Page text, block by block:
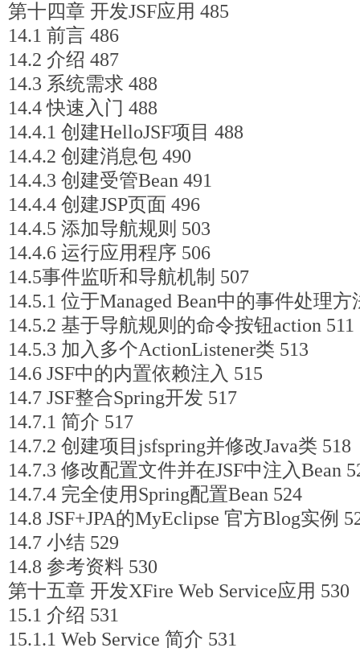
第十四章 开发JSF应用 485
14.1 前言 486
14.2 介绍 487
14.3 系统需求 488
14.4 快速入门 488
14.4.1 创建HelloJSF项目 488
14.4.2 创建消息包 490
14.4.3 创建受管Bean 491
14.4.4 创建JSP页面 496
14.4.5 添加导航规则 503
14.4.6 运行应用程序 506
14.5事件监听和导航机制 507
14.5.1 位于Managed Bean中的事件处理方
14.5.2 基于导航规则的命令按钮action 511
14.5.3 加入多个ActionListener类 513
14.6 JSF中的内置依赖注入 515
14.7 JSF整合Spring开发 517
14.7.1 简介 517
14.7.2 创建项目jsfspring并修改Java类 518
14.7.3 修改配置文件并在JSF中注入Bean
14.7.4 完全使用Spring配置Bean 524
14.8 JSF+JPA的MyEclipse 官方Blog实例
14.7 小结 529
14.8 参考资料 530
第十五章 开发XFire Web Service应用 530
15.1 介绍 531
15.1.1 Web Service 简介 531